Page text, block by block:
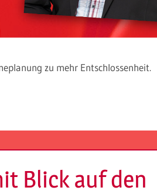
zu mehr Entschlossenheit.
Blick auf den